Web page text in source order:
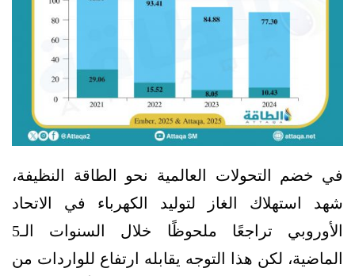
في خضم التحولات العالمية نحو الطاقة النظيفة،
شهد استهلاك الغاز لتوليد الكهرباء في الاتحاد
الأوروبي تراجعًا ملحوظًا خلال السنوات الـ5
الماضية، لكن هذا التوجه يقابله ارتفاع للواردات من